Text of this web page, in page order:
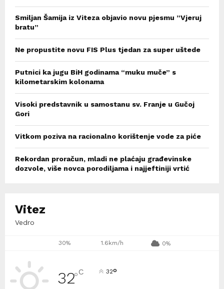
Smiljan Šamija iz Viteza objavio novu pjesmu ”Vjeruj
bratu”
Ne propustite novu FIS Plus tjedan za super uštede
Putnici ka jugu BiH godinama “muku muče” s
kilometarskim kolonama
Visoki predstavnik u samostanu sv. Franje u Gučoj
Gori
Vitkom poziva na racionalno korištenje vode za piće
Rekordan proračun, mladi ne plaćaju građevinske
dozvole, više novca porodiljama i najjeftiniji vrtić
Vitez
Vedro
30% 1.6km/h 0%
32°C 32°